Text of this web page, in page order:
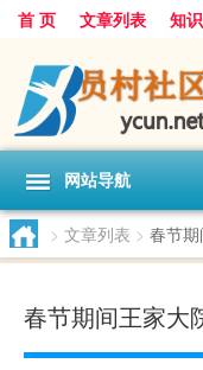
首 页 文章列表 知
网站导航
> 文章列表 > 春节
春节期间王家大